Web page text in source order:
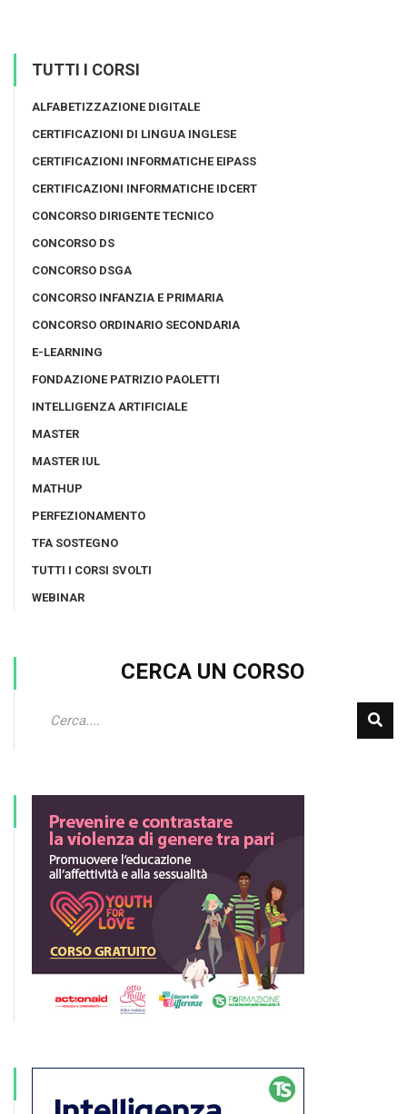
TUTTI I CORSI
ALFABETIZZAZIONE DIGITALE
CERTIFICAZIONI DI LINGUA INGLESE
CERTIFICAZIONI INFORMATICHE EIPASS
CERTIFICAZIONI INFORMATICHE IDCERT
CONCORSO DIRIGENTE TECNICO
CONCORSO DS
CONCORSO DSGA
CONCORSO INFANZIA E PRIMARIA
CONCORSO ORDINARIO SECONDARIA
E-LEARNING
FONDAZIONE PATRIZIO PAOLETTI
INTELLIGENZA ARTIFICIALE
MASTER
MASTER IUL
MATHUP
PERFEZIONAMENTO
TFA SOSTEGNO
TUTTI I CORSI SVOLTI
WEBINAR
CERCA UN CORSO